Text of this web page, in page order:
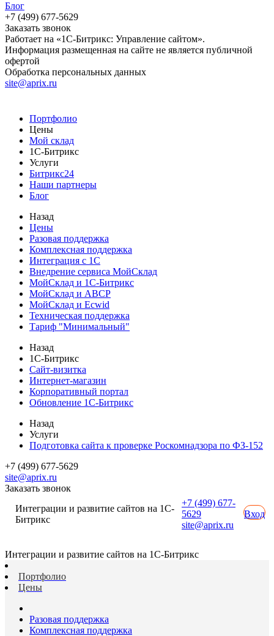
Блог
+7 (499) 677-5629
Заказать звонок
Работает на «1С-Битрикс: Управление сайтом».
Информация размещенная на сайте не является публичной
офертой
Обработка персональных данных
site@aprix.ru
Портфолио
Цены
Мой склад
1С-Битрикс
Услуги
Битрикс24
Наши партнеры
Блог
Назад
Цены
Разовая поддержка
Комплексная поддержка
Интеграция с 1С
Внедрение сервиса МойСклад
МойСклад и 1С-Битрикс
МойСклад и ABCP
МойСклад и Ecwid
Техническая поддержка
Тариф "Минимальный"
Назад
1С-Битрикс
Сайт-визитка
Интернет-магазин
Корпоративный портал
Обновление 1С-Битрикс
Назад
Услуги
Подготовка сайта к проверке Роскомнадзора по ФЗ-152
+7 (499) 677-5629
site@aprix.ru
Заказать звонок
Интеграции и развитие сайтов на 1С-
Битрикс
+7 (499) 677-
5629
site@aprix.ru
Вход
Интеграции и развитие сайтов на 1С-Битрикс
Портфолио
Цены
Разовая поддержка
Комплексная поддержка